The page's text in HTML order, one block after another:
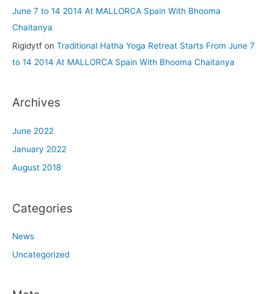
June 7 to 14 2014 At MALLORCA Spain With Bhooma
Chaitanya
Rigidytf on Traditional Hatha Yoga Retreat Starts From June 7
to 14 2014 At MALLORCA Spain With Bhooma Chaitanya
Archives
June 2022
January 2022
August 2018
Categories
News
Uncategorized